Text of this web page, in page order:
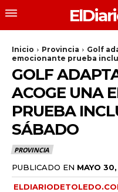
Inicio Provincia
Golf
emocionante prueba
GOLF
ACOGE UNA
PRUEBA
SÁBADO
PROVINCIA
PUBLICADO EN MAYO